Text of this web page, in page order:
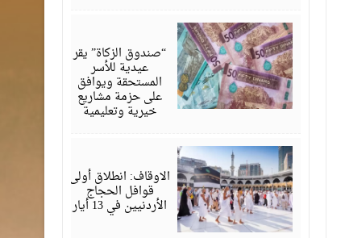
“صندوق الزكاة” يقر
عيدية للأسر
المستحقة ويوافق
على حزمة مشاريع
خيرية وتعليمية
الاوقاف: انطلاق أولى
قوافل الحجاج
الأردنيين في 13 أيار